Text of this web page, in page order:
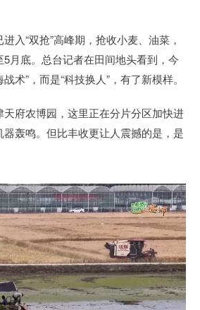
入“双抢”高峰期，抢收小麦、油菜，
月底。总台记者在田间地头看到，今
术”，而是“科技换人”，有了新模样。
府农博园，这里正在分片分区加快进
轰鸣。但比丰收更让人震撼的是，是